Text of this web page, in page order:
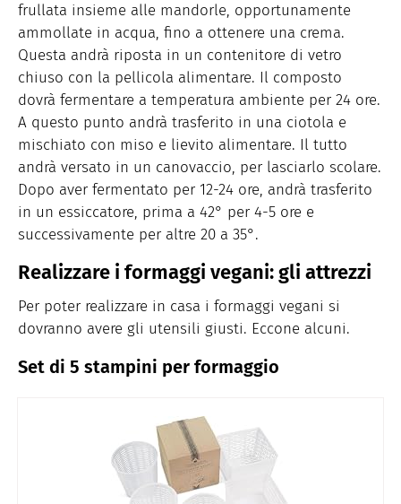
frullata insieme alle mandorle, opportunamente
ammollate in acqua, fino a ottenere una crema.
Questa andrà riposta in un contenitore di vetro
chiuso con la pellicola alimentare. Il composto
dovrà fermentare a temperatura ambiente per 24 ore.
A questo punto andrà trasferito in una ciotola e
mischiato con miso e lievito alimentare. Il tutto
andrà versato in un canovaccio, per lasciarlo scolare.
Dopo aver fermentato per 12-24 ore, andrà trasferito
in un essiccatore, prima a 42° per 4-5 ore e
successivamente per altre 20 a 35°.
Realizzare i formaggi vegani: gli attrezzi
Per poter realizzare in casa i formaggi vegani si
dovranno avere gli utensili giusti. Eccone alcuni.
Set di 5 stampini per formaggio